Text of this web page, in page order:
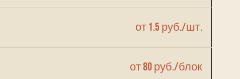
от 1.5 руб./шт.
от 80 руб./блок